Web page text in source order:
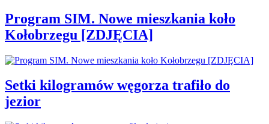
Program SIM. Nowe mieszkania koło
Kołobrzegu [ZDJĘCIA]
Setki kilogramów węgorza trafiło do
jezior